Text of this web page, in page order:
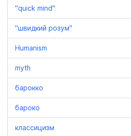
"quick mind"
"швидкий розум"
Humanism
myth
барокко
бароко
классицизм